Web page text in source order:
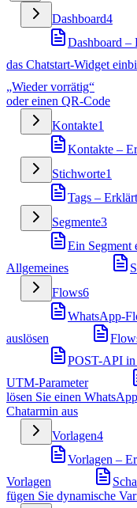
Dashboard4
Dashboard –
das Chatstart-Widget
„Wieder vorrätig“
oder einen QR-Code
Kontakte1
Kontakte –
Stichworte1
Tags – Erklärt
Segmente3
Ein Segment
Allgemeines
Flows6
WhatsApp-
auslösen
POST-API
UTM-Parameter
lösen Sie einen
Chatarmin aus
Vorlagen4
Vorlagen –
Vorlagen
fügen Sie dynamische